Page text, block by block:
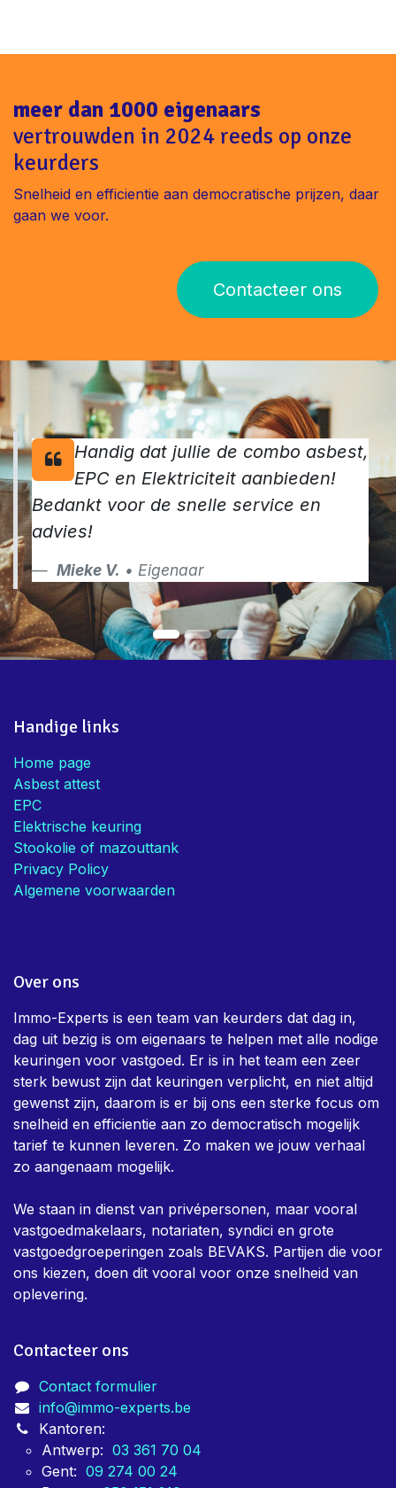
meer dan 1000 eigenaars
vertrouwden in 2024 reeds op onze
keurders
Snelheid en efficientie aan democratische prijzen, daar
gaan we voor.
Contacteer ons
Handig dat jullie de combo asbest,
EPC en Elektriciteit aanbieden!
Bedankt voor de snelle service en
advies!
Mieke V. • Eigenaar
Handige links
Home page
Asbest attest
EPC
Elektrische keuring
Stookolie of mazouttank
Privacy Policy
Algemene voorwaarden
Over ons
Immo-Experts is een team van keurders dat dag in,
dag uit bezig is om eigenaars te helpen met alle nodige
keuringen voor vastgoed. Er is in het team een zeer
sterk bewust zijn dat keuringen verplicht, en niet altijd
gewenst zijn, daarom is er bij ons een sterke focus om
snelheid en efficientie aan zo democratisch mogelijk
tarief te kunnen leveren. Zo maken we jouw verhaal
zo aangenaam mogelijk.
We staan in dienst van privépersonen, maar vooral
vastgoedmakelaars, notariaten, syndici en grote
vastgoedgroeperingen zoals BEVAKS. Partijen die voor
ons kiezen, doen dit vooral voor onze snelheid van
oplevering.
Contacteer ons
Contact formulier
info@immo-experts.be
Kantoren:
Antwerp: 03 361 70 04
Gent: 09 274 00 24